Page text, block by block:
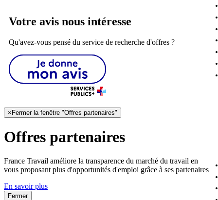
Votre avis nous intéresse
Qu'avez-vous pensé du service de recherche d'offres ?
× Fermer la fenêtre "Offres partenaires"
Offres partenaires
France Travail améliore la transparence du marché du travail en
vous proposant plus d'opportunités d'emploi grâce à ses partenaires
En savoir plus
Fermer